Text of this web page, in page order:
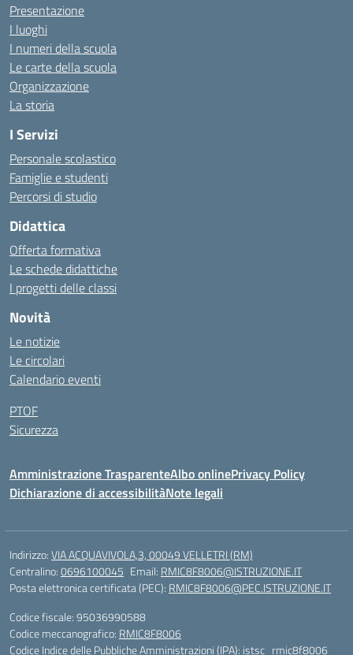
Presentazione
I luoghi
I numeri della scuola
Le carte della scuola
Organizzazione
La storia
I Servizi
Personale scolastico
Famiglie e studenti
Percorsi di studio
Didattica
Offerta formativa
Le schede didattiche
I progetti delle classi
Novità
Le notizie
Le circolari
Calendario eventi
PTOF
Sicurezza
Amministrazione TrasparenteAlbo onlinePrivacy Policy
Dichiarazione di accessibilitàNote legali
Indirizzo:VIA ACQUAVIVOLA,3, 00049 VELLETRI (RM)
Centralino:0696100045 Email: RMIC8F8006@ISTRUZIONE.IT
Posta elettronica certificata (PEC): RMIC8F8006@PEC.ISTRUZIONE.IT
Codice fiscale: 95036990588
Codice meccanografico: RMIC8F8006
Codice Indice delle Pubbliche Amministrazioni (IPA): istsc_rmic8f8006